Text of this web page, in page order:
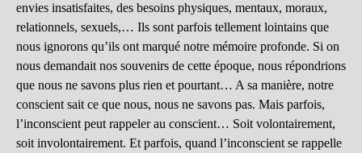
envies insatisfaites, des besoins physiques, mentaux, moraux,
relationnels, sexuels,… Ils sont parfois tellement lointains que
nous ignorons qu’ils ont marqué notre mémoire profonde. Si on
nous demandait nos souvenirs de cette époque, nous répondrions
que nous ne savons plus rien et pourtant… A sa manière, notre
conscient sait ce que nous, nous ne savons pas. Mais parfois,
l’inconscient peut rappeler au conscient… Soit volontairement,
soit involontairement. Et parfois, quand l’inconscient se rappelle